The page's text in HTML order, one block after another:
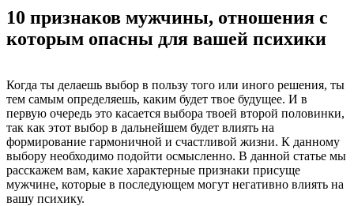
10 признаков мужчины, отношения с
которым опасны для вашей психики
Когда ты делаешь выбор в пользу того или иного решения, ты
тем самым определяешь, каким будет твое будущее. И в
первую очередь это касается выбора твоей второй половинки,
так как этот выбор в дальнейшем будет влиять на
формирование гармоничной и счастливой жизни. К данному
выбору необходимо подойти осмысленно. В данной статье мы
расскажем вам, какие характерные признаки присуще
мужчине, которые в последующем могут негативно влиять на
вашу психику.